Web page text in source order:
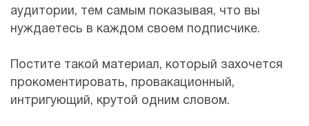
аудитории, тем самым показывая, что вы
нуждаетесь в каждом своем подписчике.
Постите такой материал, который захочется
прокоментировать, провакационный,
интригующий, крутой одним словом.